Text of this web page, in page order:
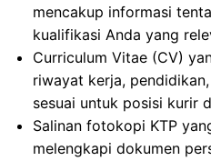
mencakup informasi
kualifikasi Anda yang
Curriculum Vitae (CV)
riwayat kerja,
sesuai untuk posisi kurir
Salinan fotokopi KTP
melengkapi dokumen